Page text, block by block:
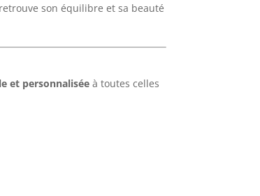
son équilibre et sa beauté
et personnalisée à toutes celles